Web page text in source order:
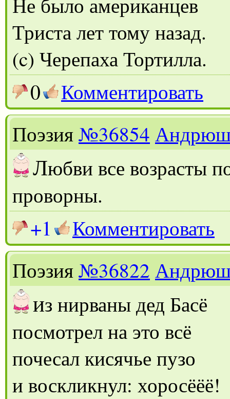
Триста лет тому назад.
(c) Черепаха Тортилла.
0
Комментировать
Поэзия№36854
Любви все возрасты
проворны.
+1
Комментировать
Поэзия№36822
из нирваны дед Басё
посмотрел на это всё
почесал кисячье пузо
и воскликнул: хоросёёё!